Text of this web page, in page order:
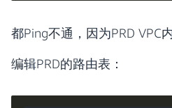
都Ping不通，因为PRD VPC
编辑PRD的路由表：